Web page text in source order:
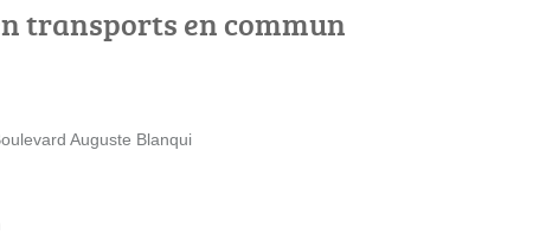
transports en commun
Auguste Blanqui